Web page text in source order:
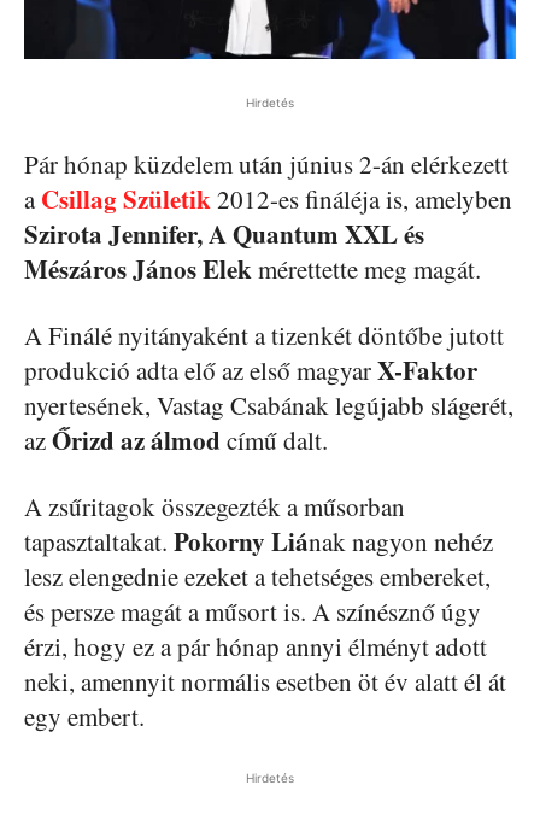
Hirdetés
Pár hónap küzdelem után június 2-án elérkezett
aCsillag Születik2012-es fináléja is, amelyben
Szirota Jennifer, A Quantum XXL és
Mészáros János Elekmérettette meg magát.
A Finálé nyitányaként a tizenkét döntőbe jutott
produkció adta elő az első magyarX-Faktor
nyertesének, Vastag Csabának legújabb slágerét,
azŐrizd az álmod című dalt.
A zsűritagok összegezték a műsorban
tapasztaltakat. Pokorny Liának nagyon nehéz
lesz elengednie ezeket a tehetséges embereket,
és persze magát a műsort is. A színésznő úgy
érzi, hogy ez a pár hónap annyi élményt adott
neki, amennyit normális esetben öt év alatt él át
egy embert.
Hirdetés